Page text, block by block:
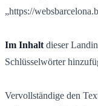
„https://
Im Inhalt dieser
Schlüsselwörter
Vervollständige den